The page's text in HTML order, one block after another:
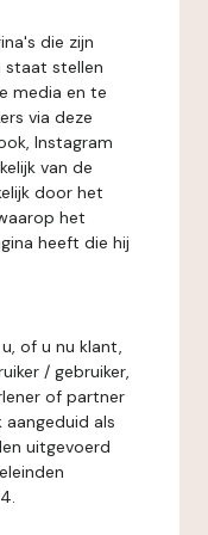
die zijn
staat stellen
media en te
via deze
Instagram
van de
door het
het
heeft die hij
of u nu klant,
/ gebruiker,
of partner
als
uitgevoerd